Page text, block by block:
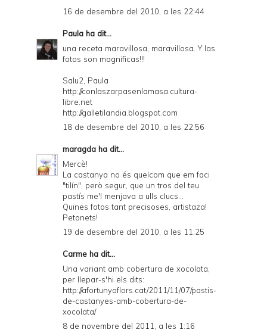
16 de desembre del 2010, a les 22:44
Paula ha dit...
una receta maravillosa, maravillosa. Y las
fotos son magnificas!!!
Salu2, Paula
http://conlaszarpasenlamasa.cultura-
libre.net
http://galletilandia.blogspot.com
18 de desembre del 2010, a les 22:56
maragda ha dit...
Mercè!
La castanya no és quelcom que em faci
"tilín", però segur, que un tros del teu
pastís me'l menjava a ulls clucs...
Quines fotos tant precisoses, artistaza!
Petonets!
19 de desembre del 2010, a les 11:25
Carme ha dit...
Una variant amb cobertura de xocolata,
per llepar-s'hi els dits:
http://afortunyoflors.cat/2011/11/07/pastis-
de-castanyes-amb-cobertura-de-
xocolata/
8 de novembre del 2011, a les 1:16